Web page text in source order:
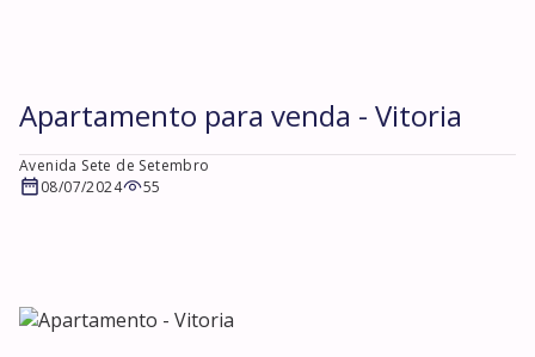
Apartamento para venda - Vitoria
Avenida Sete de Setembro
08/07/2024
55